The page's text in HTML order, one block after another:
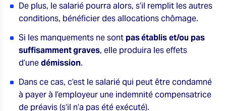
De plus, le salarié pourra alors, s’il remplit les autres
conditions, bénéficier des allocations chômage.
Si les manquements ne sont pas établiset/ou pas
suffisamment graves, elle produira les effets
d’unedémission.
Dans ce cas, c’est le salarié qui peut être condamné
à payer à l’employeur une indemnité compensatrice
de préavis (s’il n’a pas été exécuté).